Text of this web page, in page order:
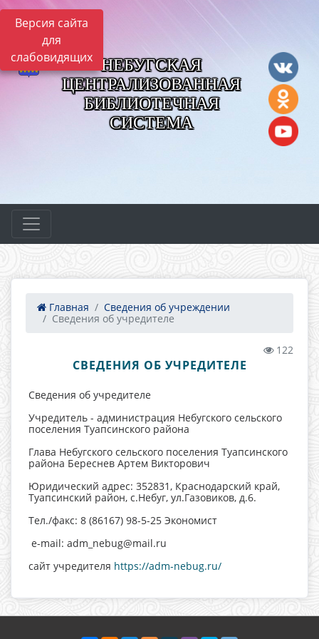
Версия сайта
для
слабовидящих
НЕБУГСКАЯ
ЦЕНТРАЛИЗОВАННАЯ
БИБЛИОТЕЧНАЯ
СИСТЕМА
Главная
Сведения об учреждении
Сведения об учредителе
122
СВЕДЕНИЯ ОБ УЧРЕДИТЕЛЕ
Сведения об учредителе
Учредитель - администрация Небугского сельского
поселения Туапсинского района
Глава Небугского сельского поселения Туапсинского
района Береснев Артем Викторович
Юридический адрес: 352831, Краснодарский край,
Туапсинский район, с.Небуг, ул.Газовиков, д.6.
Тел./факс: 8 (86167) 98-5-25 Экономист
e-mail: adm_nebug@mail.ru
cайт учредителя https://adm-nebug.ru/